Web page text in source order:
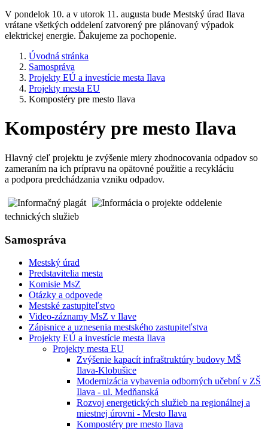
V pondelok 10. a v utorok 11. augusta bude Mestský úrad Ilava
vrátane všetkých oddelení zatvorený pre plánovaný výpadok
elektrickej energie. Ďakujeme za pochopenie.
Úvodná stránka
Samospráva
Projekty EÚ a investície mesta Ilava
Projekty mesta EU
Kompostéry pre mesto Ilava
Kompostéry pre mesto Ilava
Hlavný cieľ projektu je zvýšenie miery zhodnocovania odpadov so
zameraním na ich prípravu na opätovné použitie a recykláciu
a podpora predchádzania vzniku odpadov.
oddelenie
technických služieb
Samospráva
Mestský úrad
Predstavitelia mesta
Komisie MsZ
Otázky a odpovede
Mestské zastupiteľstvo
Video-záznamy MsZ v Ilave
Zápisnice a uznesenia mestského zastupiteľstva
Projekty EÚ a investície mesta Ilava
Projekty mesta EU
Zvýšenie kapacít infraštruktúry budovy MŠ
Ilava-Klobušice
Modernizácia vybavenia odborných učební v ZŠ
Ilava - ul. Medňanská
Rozvoj energetických služieb na regionálnej a
miestnej úrovni - Mesto Ilava
Kompostéry pre mesto Ilava